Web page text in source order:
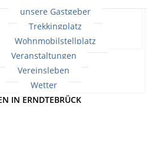
unsere Gastgeber
Trekkingplatz
Wohnmobilstellplatz
Veranstaltungen
Vereinsleben
Wetter
IN ERNDTEBRÜCK